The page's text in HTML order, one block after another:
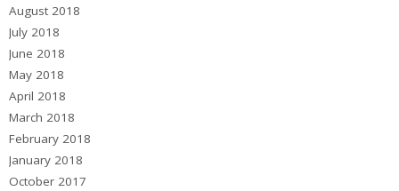
August 2018
July 2018
June 2018
May 2018
April 2018
March 2018
February 2018
January 2018
October 2017